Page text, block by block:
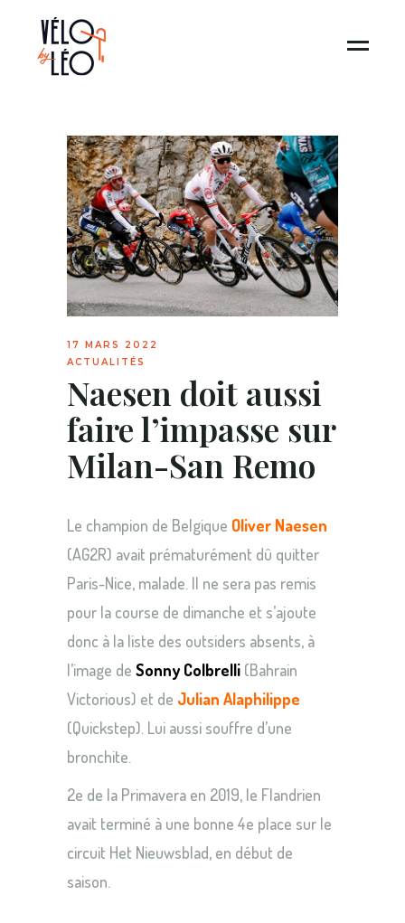
17 MARS 2022
ACTUALITÉS
Naesen doit aussi
faire l’impasse sur
Milan-San Remo
Le champion de Belgique Oliver Naesen
(AG2R) avait prématurément dû quitter
Paris-Nice, malade. Il ne sera pas remis
pour la course de dimanche et s’ajoute
donc à la liste des outsiders absents, à
l’image de Sonny Colbrelli (Bahrain
Victorious) et de Julian Alaphilippe
(Quickstep). Lui aussi souffre d’une
bronchite.
2e de la Primavera en 2019, le Flandrien
avait terminé à une bonne 4e place sur le
circuit Het Nieuwsblad, en début de
saison.